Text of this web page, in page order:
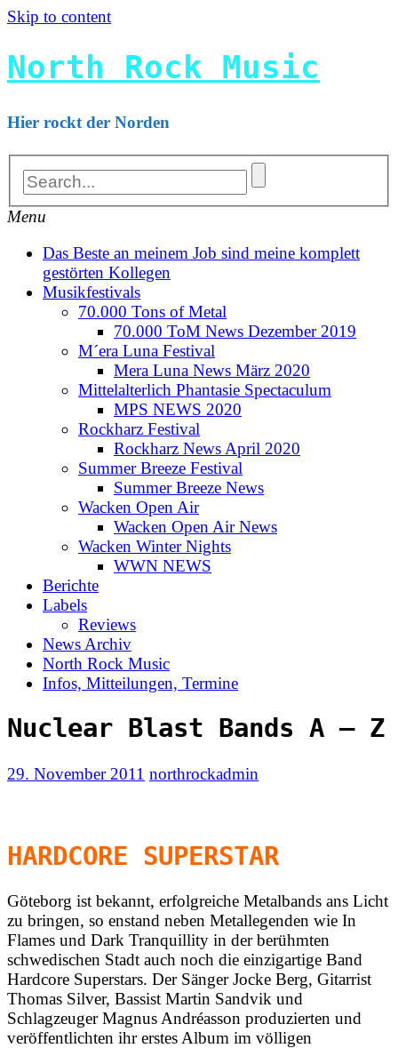
Skip to content
North Rock Music
Hier rockt der Norden
Menu
Das Beste an meinem Job sind meine komplett
gestörten Kollegen
Musikfestivals
70.000 Tons of Metal
70.000 ToM News Dezember 2019
M´era Luna Festival
Mera Luna News März 2020
Mittelalterlich Phantasie Spectaculum
MPS NEWS 2020
Rockharz Festival
Rockharz News April 2020
Summer Breeze Festival
Summer Breeze News
Wacken Open Air
Wacken Open Air News
Wacken Winter Nights
WWN NEWS
Berichte
Labels
Reviews
News Archiv
North Rock Music
Infos, Mitteilungen, Termine
Nuclear Blast Bands A – Z
29. November 2011 northrockadmin
HARDCORE SUPERSTAR
Göteborg ist bekannt, erfolgreiche Metalbands ans Licht
zu bringen, so enstand neben Metallegenden wie In
Flames und Dark Tranquillity in der berühmten
schwedischen Stadt auch noch die einzigartige Band
Hardcore Superstars. Der Sänger Jocke Berg, Gitarrist
Thomas Silver, Bassist Martin Sandvik und
Schlagzeuger Magnus Andréasson produzierten und
veröffentlichten ihr erstes Album im völligen